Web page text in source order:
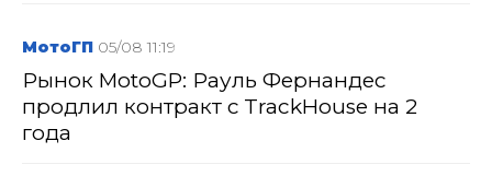
МотоГП 05/08 11:19
Рынок MotoGP: Рауль Фернандес
продлил контракт с TrackHouse на 2
года